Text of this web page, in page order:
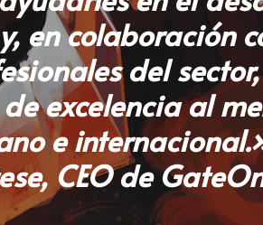
en colaboración
del
excelencia al
e
CEO de